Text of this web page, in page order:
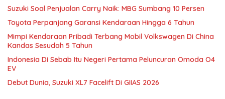
Suzuki Soal Penjualan Carry Naik: MBG Sumbang 10 Persen
Toyota Perpanjang Garansi Kendaraan Hingga 6 Tahun
Mimpi Kendaraan Pribadi Terbang Mobil Volkswagen Di China
Kandas Sesudah 5 Tahun
Indonesia Di Sebab Itu Negeri Pertama Peluncuran Omoda O4
EV
Debut Dunia, Suzuki XL7 Facelift Di GIIAS 2026